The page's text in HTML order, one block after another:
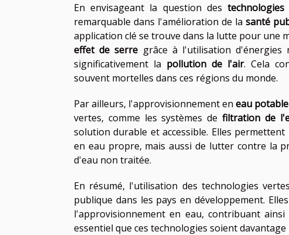
En envisageant la question destechnologies
remarquable dans l'amélioration de la santé
application clé se trouve dans la lutte pour une
effet de serre grâce à l'utilisation d'énergies
significativement la pollution de l'air. Cela
souvent mortelles dans ces régions du monde.
Par ailleurs, l'approvisionnement en eau potable
vertes, comme les systèmes de filtration de
solution durable et accessible. Elles
en eau propre, mais aussi de lutter contre la
d'eau non traitée.
En résumé, l'utilisation des technologies
publique dans les pays en développement.
l'approvisionnement en eau, contribuant
essentiel que ces technologies soient